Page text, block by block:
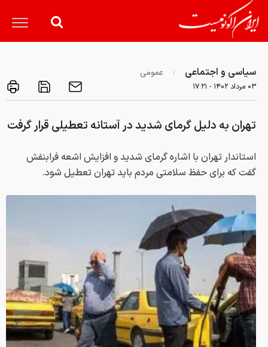
سیاسی و اجتماعی عمومی
۰۳ مرداد ۱۴۰۲ - ۱۷:۲۱
تهران به دلیل گرمای شدید در آستانه تعطیلی قرار گرفت
استاندار تهران با اشاره گرمای شدید و افزایش اشعه فرابنفش
گفت که برای حفظ سلامتی مردم باید تهران تعطیل شود.